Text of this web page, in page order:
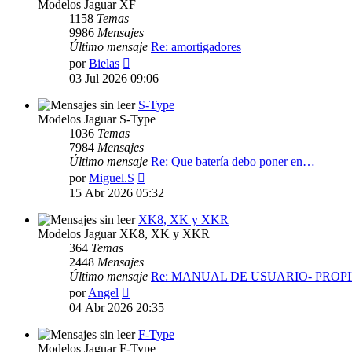
Modelos Jaguar XF
1158 Temas
9986 Mensajes
Último mensaje Re: amortigadores
porBielas
último
03 Jul 2026 09:06
S-Type
Modelos Jaguar S-Type
1036 Temas
7984 Mensajes
Último mensaje Re: Que batería debo poner en…
porMiguel.S
último
15 Abr 2026 05:32
XK8, XK y XKR
Modelos Jaguar XK8, XK y XKR
364 Temas
2448 Mensajes
Último mensaje Re: MANUAL DE USUARIO-
porAngel
último
04 Abr 2026 20:35
F-Type
Modelos Jaguar F-Type